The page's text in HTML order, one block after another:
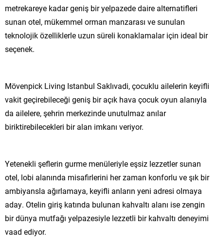
metrekareye kadar geniş bir yelpazede daire alternatifleri
sunan otel, mükemmel orman manzarası ve sunulan
teknolojik özelliklerle uzun süreli konaklamalar için ideal bir
seçenek.
Mövenpick Living Istanbul Saklıvadi, çocuklu ailelerin keyifli
vakit geçirebileceği geniş bir açık hava çocuk oyun alanıyla
da ailelere, şehrin merkezinde unutulmaz anılar
biriktirebilecekleri bir alan imkanı veriyor.
Yetenekli şeflerin gurme menüleriyle eşsiz lezzetler sunan
otel, lobi alanında misafirlerini her zaman konforlu ve şık bir
ambiyansla ağırlamaya, keyifli anların yeni adresi olmaya
aday. Otelin giriş katında bulunan kahvaltı alanı ise zengin
bir dünya mutfağı yelpazesiyle lezzetli bir kahvaltı deneyimi
vaad ediyor.